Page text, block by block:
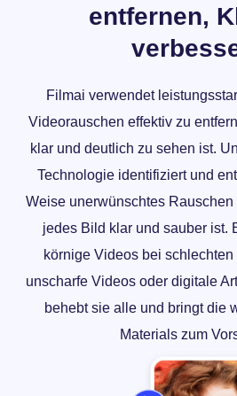
entfernen,
Filmai verwendet
Videorauschen effektiv zu
klar und deutlich zu sehen ist.
Technologie identifiziert und
Weise unerwünschtes
jedes Bild klar und sauber ist.
körnige Videos bei
unscharfe Videos oder digitale
behebt sie alle und bringt die
Materials zum